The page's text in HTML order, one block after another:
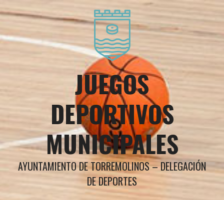
al
JUEGOS
DEPORTIVOS
MUNICIPALES
AYUNTAMIENTO DE TORREMOLINOS – DELEGACIÓN
DE DEPORTES